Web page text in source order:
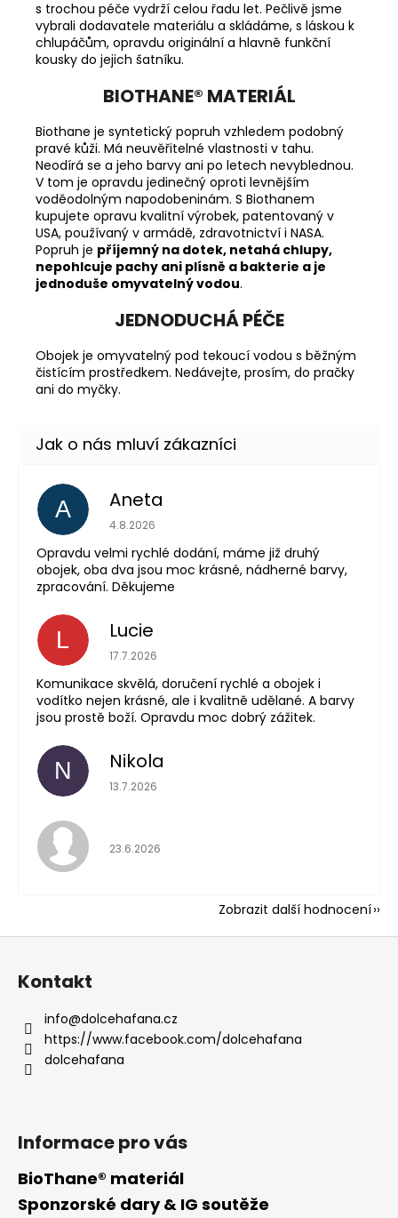
s trochou péče vydrží celou řadu let. Pečlivě jsme
vybrali dodavatele materiálu a skládáme, s láskou k
chlupáčům, opravdu originální a hlavně funkční
kousky do jejich šatníku.
BIOTHANE® MATERIÁL
Biothane je syntetický popruh vzhledem podobný
pravé kůži. Má neuvěřitelné vlastnosti v tahu.
Neodírá se a jeho barvy ani po letech nevyblednou.
V tom je opravdu jedinečný oproti levnějším
voděodolným napodobeninám. S Biothanem
kupujete opravu kvalitní výrobek, patentovaný v
USA, používaný v armádě, zdravotnictví i NASA.
Popruh je příjemný na dotek, netahá chlupy,
nepohlcuje pachy ani plísně a bakterie a je
jednoduše omyvatelný vodou.
JEDNODUCHÁ PÉČE
Obojek je omyvatelný pod tekoucí vodou s běžným
čistícím prostředkem. Nedávejte, prosím, do pračky
ani do myčky.
A Aneta
Hodnocení
4.8.2026
Opravdu velmi rychlé dodání, máme již druhý
obojek, oba dva jsou moc krásné, nádherné barvy,
zpracování. Děkujeme
L Lucie
Hodnocení
17.7.2026
Komunikace skvělá, doručení rychlé a obojek i
vodítko nejen krásné, ale i kvalitně udělané. A barvy
jsou prostě boží. Opravdu moc dobrý zážitek.
N Nikola
Hodnocení
13.7.2026
Hodnocení
23.6.2026
Zobrazit další hodnocení
Kontakt
info@dolcehafana.cz
https://www.facebook.com/dolcehafana
dolcehafana
Informace pro vás
BioThane® materiál
Sponzorské dary & IG soutěže